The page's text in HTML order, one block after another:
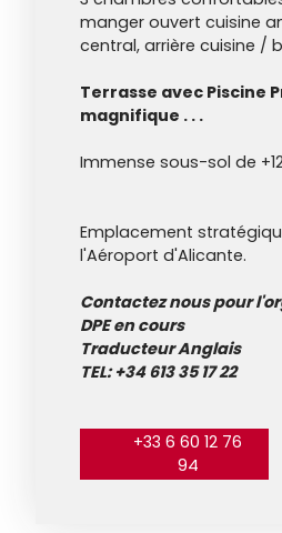
manger ouvert cuisine
central, arrière cuisine /
Terrasse avec Piscine
magnifique . . .
Immense sous-sol de
Emplacement
l'Aéroport d'Alicante.
Contactez nous pour
DPE en cours
Traducteur Anglais
TEL: +34 613 35 17 22
+33 6 60 12 76
94